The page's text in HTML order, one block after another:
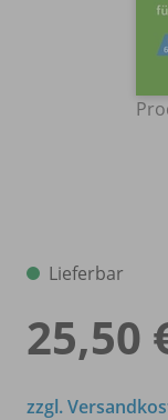
Lieferbar
25,50
zzgl.